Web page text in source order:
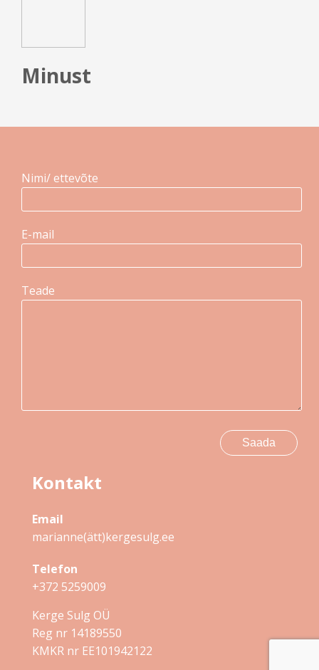
Minust
Kontakt
Email
marianne(ätt)kergesulg.ee
Telefon
+372 5259009
Kerge Sulg OÜ
Reg nr 14189550
KMKR nr EE101942122
Nimi/ ettevõte
E-mail
Teade